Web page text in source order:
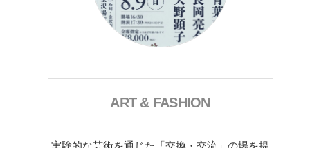
ART & FASHION